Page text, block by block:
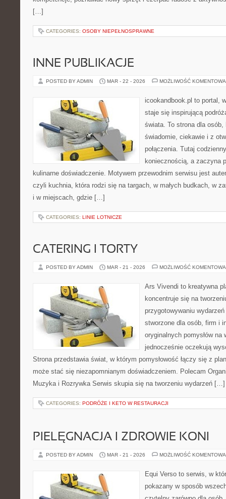
[…]
CATEGORIES: OSOBY NIEPEŁNOSPRAWNE
INNE PUBLIKACJE
POSTED BY ADMIN MAR - 22 - 2026 MOŻLIWOŚĆ
icookandbook.pl to portal,
staje się inspirującą
świata. To strona dla
świadomie, ciekawie i z
połączenia. Tutaj
koniecznością, a zaczyna
kulinarne doświadczenie. Motywem przewodnim serwisu jest
czyli kuchnia, która rodzi się na targach, w małych budkach, w
i w miejscach, gdzie […]
CATEGORIES: LINIE LOTNICZE
CATERING I TORTY
POSTED BY ADMIN MAR - 21 - 2026 MOŻLIWOŚĆ
Ars Vivendi to kreatywna
koncentruje się na
przygotowywaniu
stworzone dla osób, firm i
oryginalnych pomysłów na
jednocześnie oczekują
Strona przedstawia świat, w którym pomysłowość łączy się z
może stać się niezapomnianym doświadczeniem. Polecam
Muzyka i Rozrywka Serwis skupia się na tworzeniu wydarzeń […]
CATEGORIES: PODRÓŻE I KETO W RESTAURACJI
PIELĘGNACJA I ZDROWIE KONI
POSTED BY ADMIN MAR - 21 - 2026 MOŻLIWOŚĆ
Equi Verso to serwis, w
pokazany w sposób